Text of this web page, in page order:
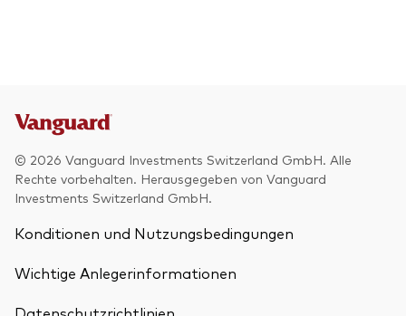
© 2026 Vanguard Investments Switzerland GmbH. Alle
Rechte vorbehalten. Herausgegeben von Vanguard
Investments Switzerland GmbH.
Konditionen und Nutzungsbedingungen
Wichtige Anlegerinformationen